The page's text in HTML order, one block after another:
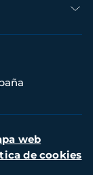
web
de cookies